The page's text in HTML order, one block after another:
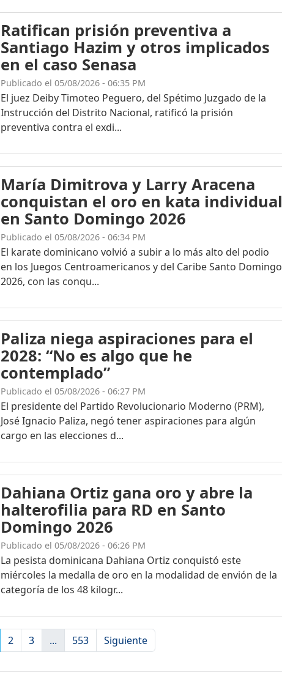
Ratifican prisión preventiva a
Santiago Hazim y otros implicados
en el caso Senasa
Publicado el 05/08/2026 - 06:35 PM
El juez Deiby Timoteo Peguero, del Spétimo Juzgado de la
Instrucción del Distrito Nacional, ratificó la prisión
preventiva contra el exdi...
María Dimitrova y Larry Aracena
conquistan el oro en kata individual
en Santo Domingo 2026
Publicado el 05/08/2026 - 06:34 PM
El karate dominicano volvió a subir a lo más alto del podio
en los Juegos Centroamericanos y del Caribe Santo Domingo
2026, con las conqu...
Paliza niega aspiraciones para el
2028: “No es algo que he
contemplado”
Publicado el 05/08/2026 - 06:27 PM
El presidente del Partido Revolucionario Moderno (PRM),
José Ignacio Paliza, negó tener aspiraciones para algún
cargo en las elecciones d...
Dahiana Ortiz gana oro y abre la
halterofilia para RD en Santo
Domingo 2026
Publicado el 05/08/2026 - 06:26 PM
La pesista dominicana Dahiana Ortiz conquistó este
miércoles la medalla de oro en la modalidad de envión de la
categoría de los 48 kilogr...
2 3 ... 553 Siguiente